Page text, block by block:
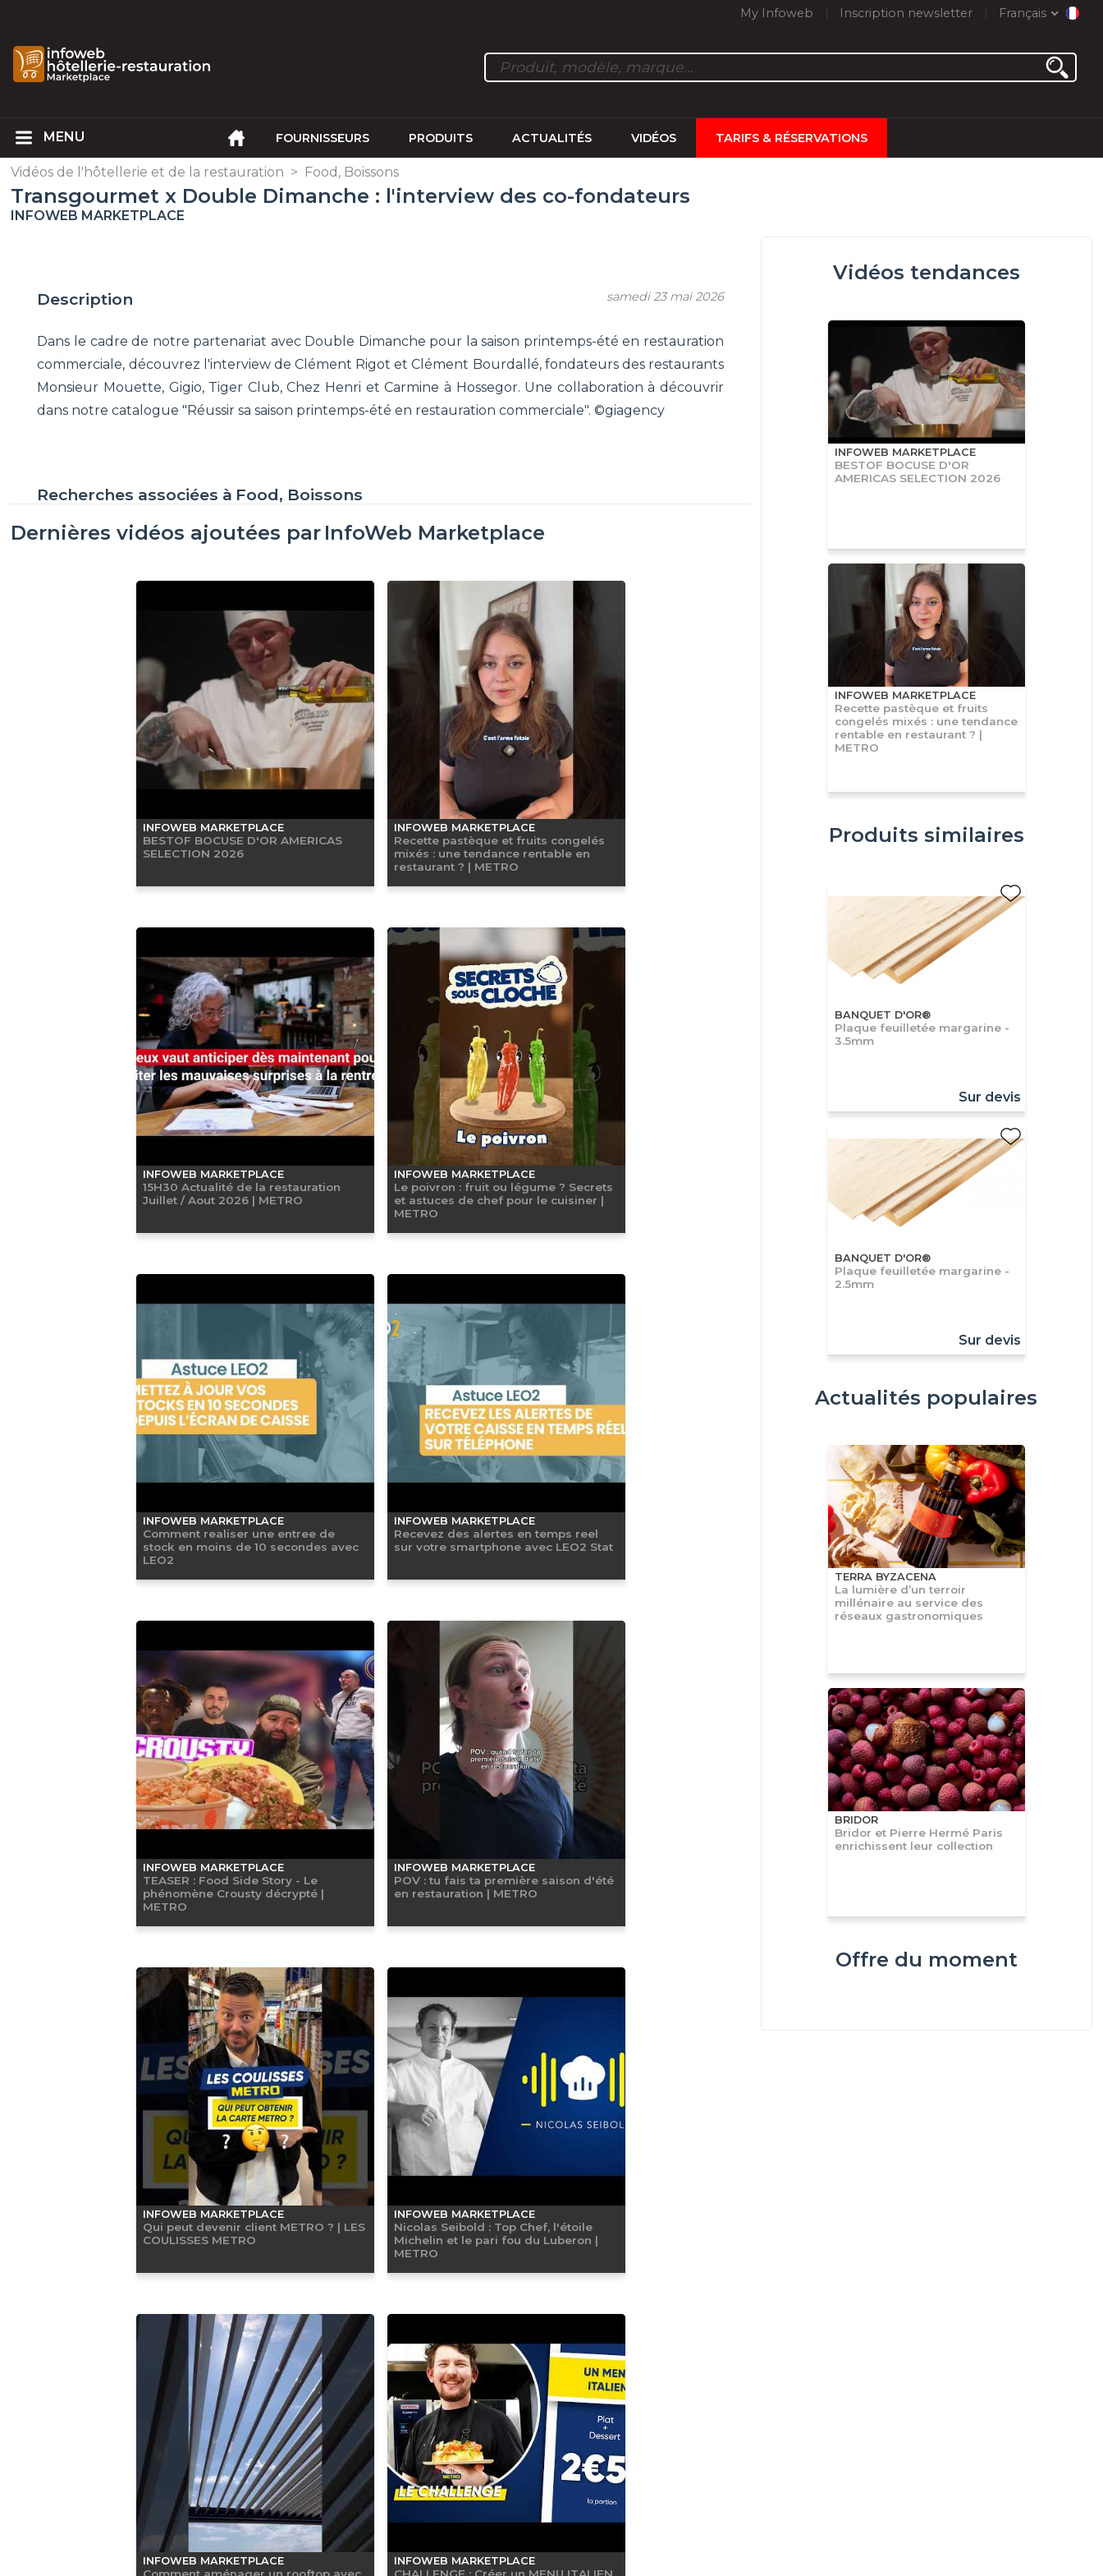
My Infoweb Inscription newsletter Français
FOURNISSEURS PRODUITS ACTUALITÉS VIDÉOS TARIFS & RÉSERVATIONS
Vidéos de l'hôtellerie et de la restauration > Food, Boissons
Transgourmet x Double Dimanche : l'interview des co-fondateurs
INFOWEB MARKETPLACE
samedi 23 mai 2026
Description
Dans le cadre de notre partenariat avec Double Dimanche pour la saison printemps-été en restauration
commerciale, découvrez l'interview de Clément Rigot et Clément Bourdallé, fondateurs des restaurants
Monsieur Mouette, Gigio, Tiger Club, Chez Henri et Carmine à Hossegor. Une collaboration à découvrir
dans notre catalogue "Réussir sa saison printemps-été en restauration commerciale". ©giagency
Recherches associées à Food, Boissons
Dernières vidéos ajoutées par InfoWeb Marketplace
INFOWEB MARKETPLACE
BESTOF BOCUSE D'OR AMERICAS
SELECTION 2026
INFOWEB MARKETPLACE
Recette pastèque et fruits congelés
mixés : une tendance rentable en
restaurant ? | METRO
INFOWEB MARKETPLACE
15H30 Actualité de la restauration
Juillet / Aout 2026 | METRO
INFOWEB MARKETPLACE
Le poivron : fruit ou légume ? Secrets
et astuces de chef pour le cuisiner |
METRO
INFOWEB MARKETPLACE
Comment realiser une entree de
stock en moins de 10 secondes avec
LEO2
INFOWEB MARKETPLACE
Recevez des alertes en temps reel
sur votre smartphone avec LEO2 Stat
INFOWEB MARKETPLACE
TEASER : Food Side Story - Le
phénomène Crousty décrypté |
METRO
INFOWEB MARKETPLACE
POV : tu fais ta première saison d'été
en restauration | METRO
INFOWEB MARKETPLACE
Qui peut devenir client METRO ? | LES
COULISSES METRO
INFOWEB MARKETPLACE
Nicolas Seibold : Top Chef, l'étoile
Michelin et le pari fou du Luberon |
METRO
INFOWEB MARKETPLACE INFOWEB MARKETPLACE
Vidéos tendances
INFOWEB MARKETPLACE
BESTOF BOCUSE D'OR
AMERICAS SELECTION 2026
INFOWEB MARKETPLACE
Recette pastèque et fruits
congelés mixés : une tendance
rentable en restaurant ? |
METRO
Produits similaires
BANQUET D'OR®
Plaque feuilletée margarine -
3.5mm
Sur devis
BANQUET D'OR®
Plaque feuilletée margarine -
2.5mm
Sur devis
Actualités populaires
TERRA BYZACENA
La lumière d’un terroir
millénaire au service des
réseaux gastronomiques
BRIDOR
Bridor et Pierre Hermé Paris
enrichissent leur collection
Offre du moment